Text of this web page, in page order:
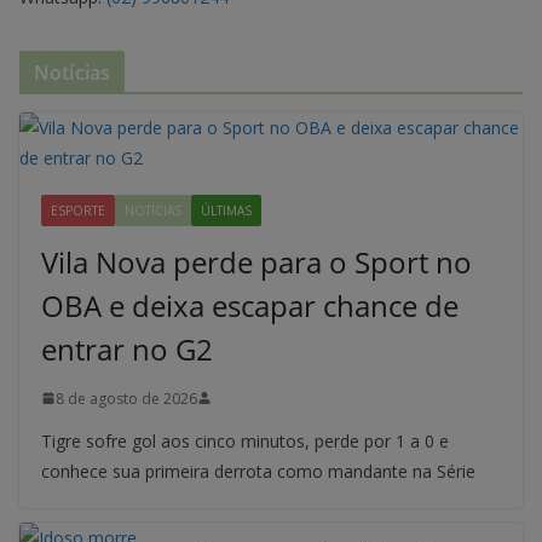
Notícias
ESPORTE NOTÍCIAS ÚLTIMAS
Vila Nova perde para o Sport no
OBA e deixa escapar chance de
entrar no G2
8 de agosto de 2026
Tigre sofre gol aos cinco minutos, perde por 1 a 0 e
conhece sua primeira derrota como mandante na Série